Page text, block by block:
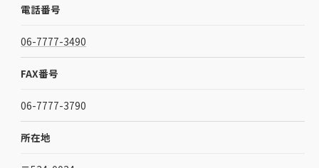
電話番号
06-7777-3490
FAX番号
06-7777-3790
所在地